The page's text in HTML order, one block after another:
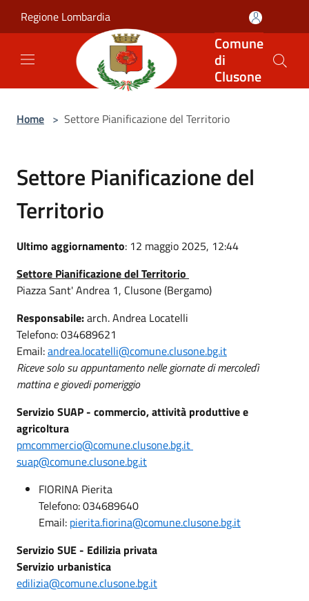
Regione Lombardia
Comune
di
Clusone
Home > Settore Pianificazione del Territorio
Settore Pianificazione del
Territorio
Ultimo aggiornamento: 12 maggio 2025, 12:44
Settore Pianificazione del Territorio
Piazza Sant' Andrea 1, Clusone (Bergamo)
Responsabile:arch. Andrea Locatelli
Telefono: 034689621
Email:andrea.locatelli@comune.clusone.bg.it
Riceve solo su appuntamento nelle giornate di mercoledì
mattina e giovedi pomeriggio
Servizio SUAP - commercio, attività produttive e
agricoltura
pmcommercio@comune.clusone.bg.it
suap@comune.clusone.bg.it
FIORINA Pierita
Telefono: 034689640
Email: pierita.fiorina@comune.clusone.bg.it
Servizio SUE - Edilizia privata
Servizio urbanistica
edilizia@comune.clusone.bg.it